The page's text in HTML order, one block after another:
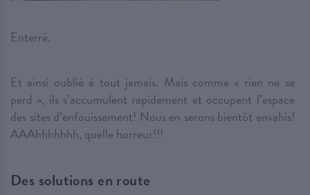
Enterré.
Et ainsi oublié à tout jamais. Mais comme « rien ne se
perd », ils s’accumulent rapidement et occupent l’espace
des sites d’enfouissement! Nous en serons bientôt envahis!
AAAhhhhhhh, quelle horreur!!!
Des solutions en route